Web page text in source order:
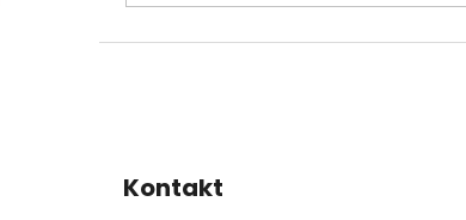
Kontakt